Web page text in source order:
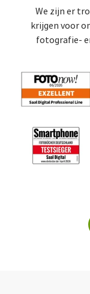
We zijn er
krijgen voor
fotografie-